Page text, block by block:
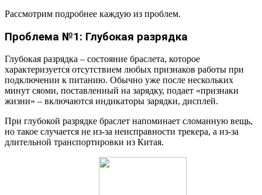
Рассмотрим подробнее каждую из проблем.
Проблема №1: Глубокая разрядка
Глубокая разрядка – состояние браслета, которое
характеризуется отсутствием любых признаков работы при
подключении к питанию. Обычно уже после нескольких
минут сяоми, поставленный на зарядку, подает «признаки
жизни» – включаются индикаторы зарядки, дисплей.
При глубокой разрядке браслет напоминает сломанную вещь,
но такое случается не из-за неисправности трекера, а из-за
длительной транспортировки из Китая.